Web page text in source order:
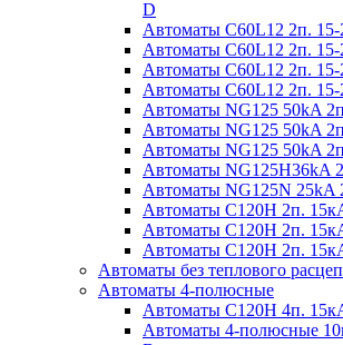
D
Автоматы C60L12 2п.
Автоматы C60L12 2п.
Автоматы C60L12 2п.
Автоматы C60L12 2п.
Автоматы NG125 50kA
Автоматы NG125 50kA
Автоматы NG125 50kA
Автоматы NG125H36kA
Автоматы NG125N 25kA
Автоматы С120H 2п.
Автоматы С120H 2п.
Автоматы С120H 2п.
Автоматы без теплового
Автоматы 4-полюсные
Автоматы С120H 4п.
Автоматы 4-полюсные